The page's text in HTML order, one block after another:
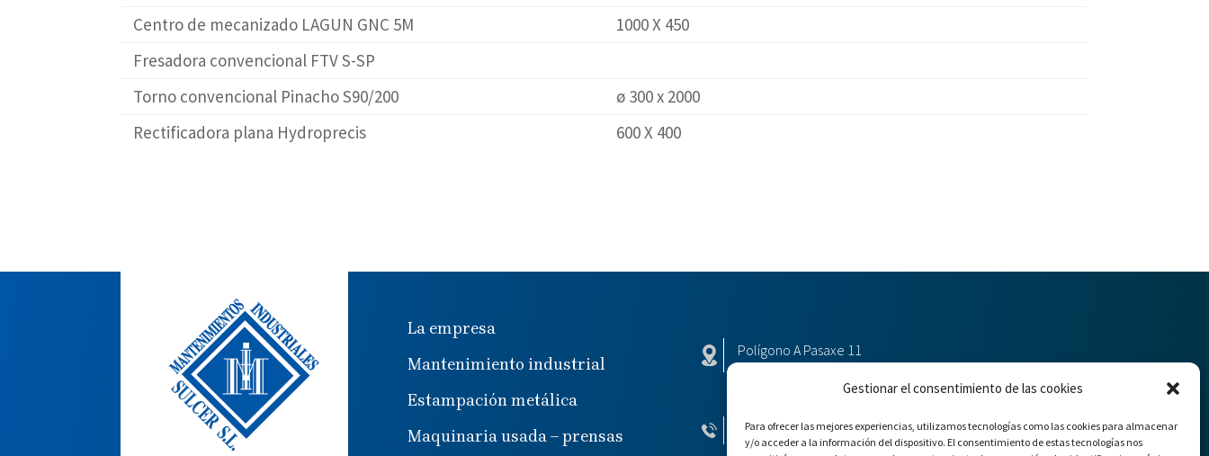
Gestionar el consentimiento de las cookies
Para ofrecer las mejores experiencias, utilizamos tecnologías como las cookies para almacenar
y/o acceder a la información del dispositivo. El consentimiento de estas tecnologías nos
Centro de mecanizado LAGUN GNC 5M
1000 X 450
Fresadora convencional FTV S-SP
Torno convencional Pinacho S90/200
ø 300 x 2000
Rectificadora plana Hydroprecis
600 X 400
La empresa
Mantenimiento industrial
Estampación metálica
Maquinaria usada – prensas
Polígono A Pasaxe 11
+34 986 469 151